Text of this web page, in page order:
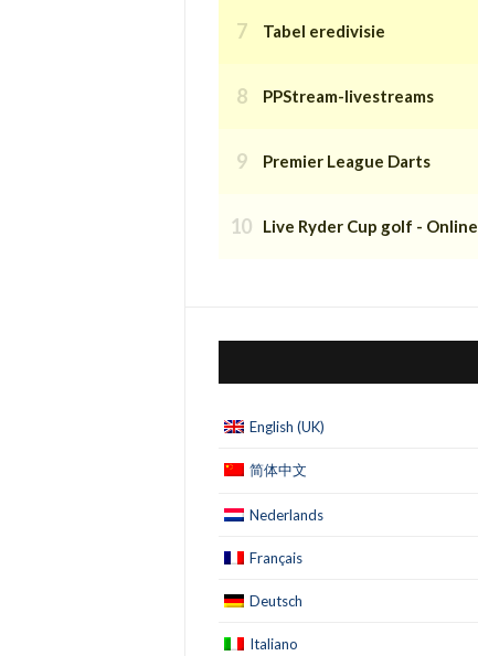
Tabel eredivisie
PPStream-livestreams
Premier League Darts
Live Ryder Cup golf - Online
English (UK)
简体中文
Nederlands
Français
Deutsch
Italiano